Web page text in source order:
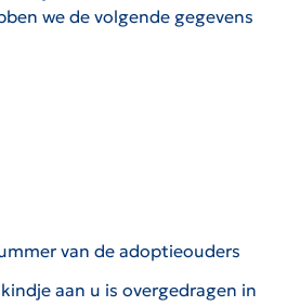
we de volgende gegevens
van de adoptieouders
aan u is overgedragen in